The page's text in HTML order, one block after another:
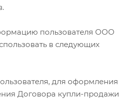
пользователя ООО
в следующих
для оформления
Договора купли-продажи